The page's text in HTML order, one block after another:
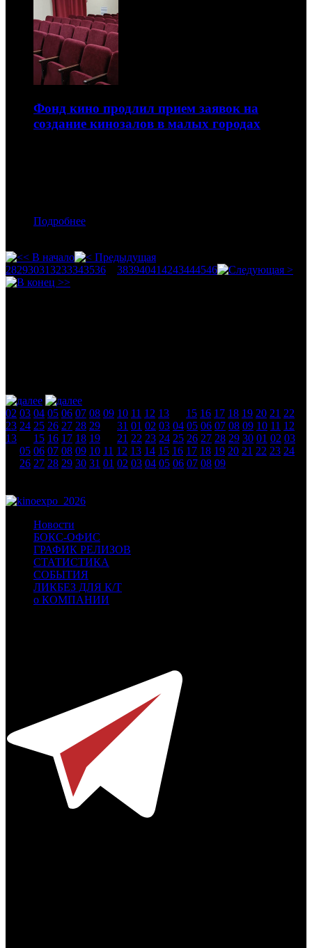
Фонд кино продлил прием заявок на
создание кинозалов в малых городах
Подробнее
282930313233343536 383940414243444546
02 03 04 05 06 07 08 09 10 11 12 13 15 16 17 18 19 20 21 22
23 24 25 26 27 28 29 31 01 02 03 04 05 06 07 08 09 10 11 12
13
15 16 17 18 19 21 22 23 24 25 26 27 28 29 30 01 02 03
05 06 07 08 09 10 11 12 13 14 15 16 17 18 19 20 21 22 23 24
26 27 28 29 30 31 01 02 03 04 05 06 07 08 09
Новости
БОКС-ОФИС
ГРАФИК РЕЛИЗОВ
СТАТИСТИКА
СОБЫТИЯ
ЛИКБЕЗ ДЛЯ К/Т
о КОМПАНИИ